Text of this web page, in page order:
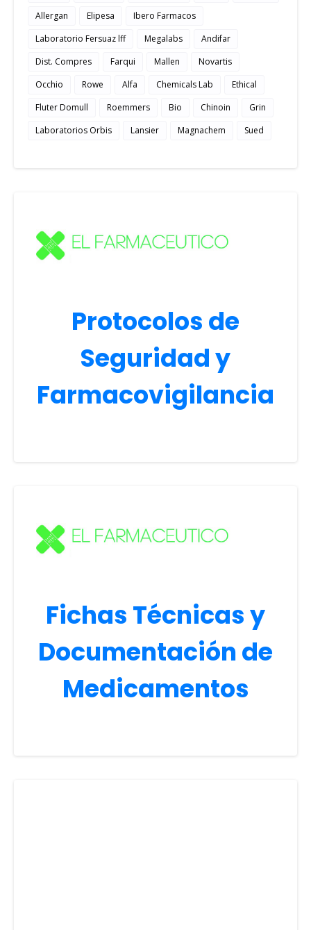
Allergan
Elipesa
Ibero Farmacos
Laboratorio Fersuaz lff
Megalabs
Andifar
Dist. Compres
Farqui Mallen
Novartis
Occhio
Rowe Alfa Chemicals Lab
Ethical
Fluter Domull
Roemmers Bio Chinoin
Grin
Laboratorios Orbis
Lansier Magnachem Sued
Protocolos de
Seguridad y
Farmacovigilancia
Fichas Técnicas y
Documentación de
Medicamentos